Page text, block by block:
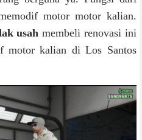
motor motor kalian.
usah membeli renovasi ini
motor kalian di Los Santos